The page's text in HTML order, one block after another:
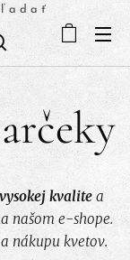
vysokej kvalitea
našom e-shope.
nákupu kvetov.